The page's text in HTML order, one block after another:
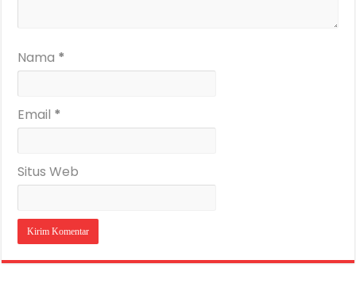
Nama *
Email *
Situs Web